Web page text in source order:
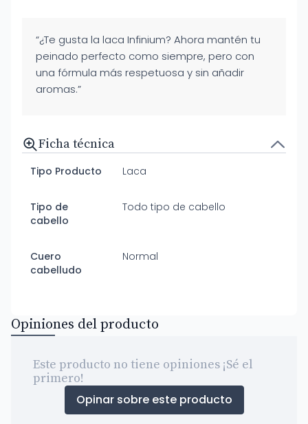
“¿Te gusta la laca Infinium? Ahora mantén tu
peinado perfecto como siempre, pero con
una fórmula más respetuosa y sin añadir
aromas.”
Ficha técnica
Tipo Producto Laca
Tipo de
cabello
Todo tipo de cabello
Cuero
cabelludo
Normal
Opiniones del producto
Este producto no tiene opiniones ¡Sé el
primero!
Opinar sobre este producto